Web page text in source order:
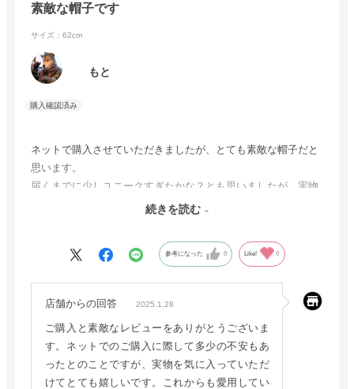
素敵な帽子です
サイズ：62cm
もと
ネットで購入させていただきましたが、とても素敵な帽子だと
思います。
届くまでに少しユニークすぎたかな？とも思いましたが、実物
を見たらそんなことはなく、とても気に入りました。
続きを読む
参考になった 0 Like! 0
店舗からの回答 2025.1.28
ご購入と素敵なレビューをありがとうございま
す。ネットでのご購入に際して多少の不安もあ
ったとのことですが、実物を気に入っていただ
けてとても嬉しいです。これからも愛用してい